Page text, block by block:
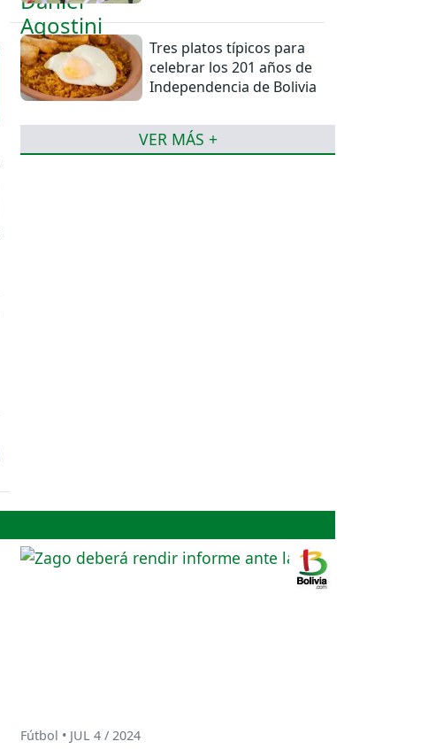
Tres platos típicos para
celebrar los 201 años de
Independencia de Bolivia
VER MÁS +
Fútbol • JUL 4 / 2024